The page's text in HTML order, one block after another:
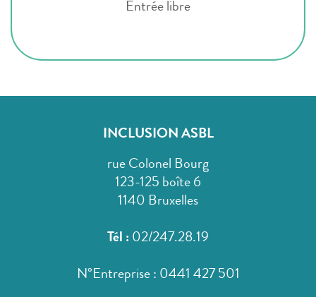
Entrée libre
INCLUSION ASBL
rue Colonel Bourg
123-125 boîte 6
1140 Bruxelles
Tél : 02/247.28.19
N°Entreprise : 0441 427 501